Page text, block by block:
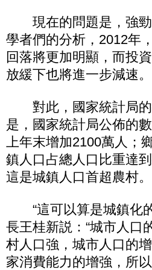
現在的問題是，強勁
學者們的分析，2012年
回落將更加明顯，而投
放緩下也將進一步減速。
對此，國家統計局的
是，國家統計局公佈的
上年末增加2100萬人；
鎮人口占總人口比重達
這是城鎮人口首超農村。
“這可以算是城鎮化的
長王桂新説：“城市人口
村人口強，城市人口的
家消費能力的增強，所